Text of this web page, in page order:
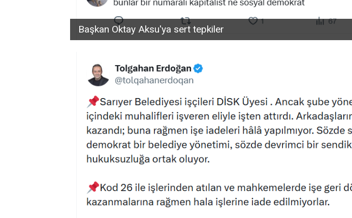
Başkan Oktay Aksu'ya sert tepkiler